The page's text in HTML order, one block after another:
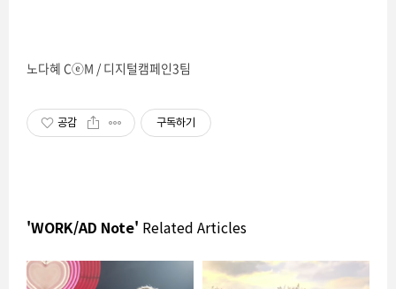
노다혜 CⓔM / 디지털캠페인3팀
공감 구독하기
'WORK/AD Note' Related Articles